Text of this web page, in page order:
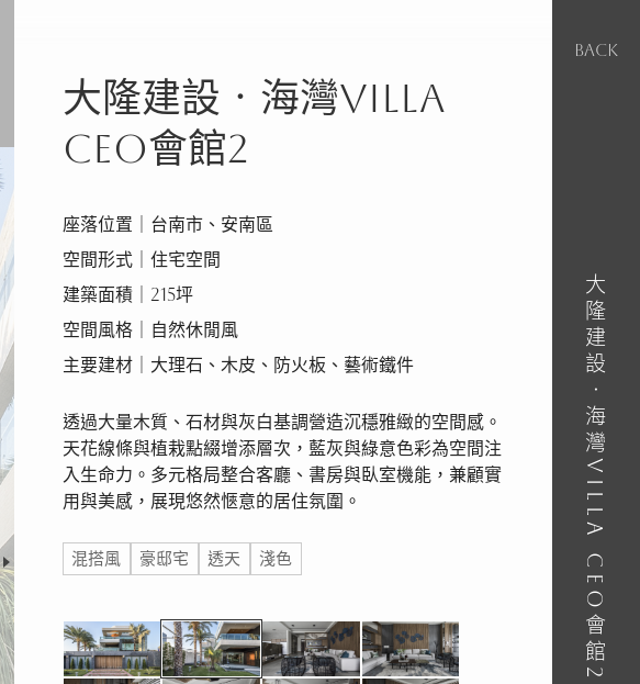
大隆建設‧海灣Villa CEO會館2
BACK
大隆建設‧海灣Villa
CEO會館2
座落位置｜台南市、安南區
空間形式｜住宅空間
建築面積｜215坪
空間風格｜自然休閒風
主要建材｜大理石、木皮、防火板、藝術鐵件
透過大量木質、石材與灰白基調營造沉穩雅緻的空間感。
天花線條與植栽點綴增添層次，藍灰與綠意色彩為空間注
入生命力。多元格局整合客廳、書房與臥室機能，兼顧實
用與美感，展現悠然愜意的居住氛圍。
標籤
混搭風 豪邸宅 透天 淺色